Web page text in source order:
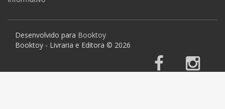
Desenvolvido para Booktoy
Booktoy - Livraria e Editora © 2026